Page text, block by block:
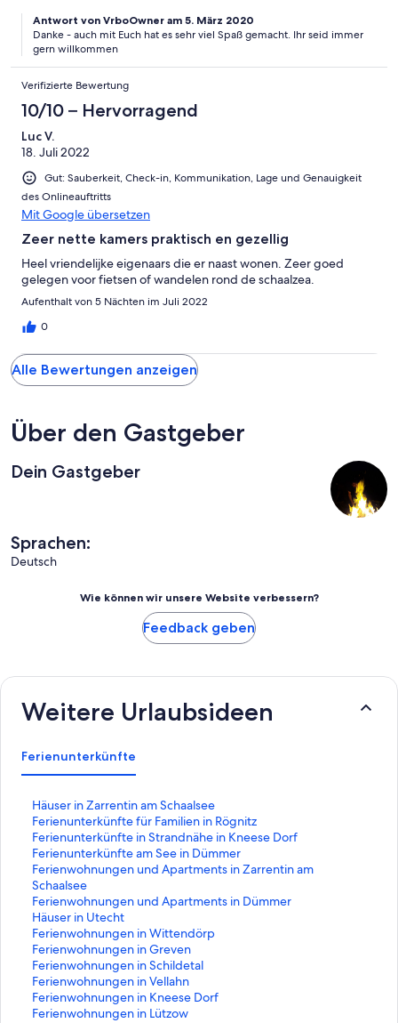
Einkaufsmöglichkeiten sind mit dem Auto gut und schnell zu
erreichen. Wir können die Unterkunft nur weiter empfehlen
und kommen gerne wieder. Lysann, Petra und Frida
Antwort von VrboOwner am 5. März 2020
Danke - auch mit Euch hat es sehr viel Spaß gemacht. Ihr seid immer
gern willkommen
Verifizierte Bewertung
10/10 – Hervorragend
Luc V.
18. Juli 2022
Gut: Sauberkeit, Check-in, Kommunikation, Lage und Genauigkeit
des Onlineauftritts
Mit Google übersetzen
Zeer nette kamers praktisch en gezellig
Heel vriendelijke eigenaars die er naast wonen. Zeer goed
gelegen voor fietsen of wandelen rond de schaalzea.
Aufenthalt von 5 Nächten im Juli 2022
0
Alle Bewertungen anzeigen
Über den Gastgeber
Dein Gastgeber
Sprachen:
Deutsch
Wie können wir unsere Website verbessern?
Feedback geben
Weitere Urlaubsideen
Ferienunterkünfte
Häuser in Zarrentin am Schaalsee
L
i
n
k
,
d
e
r
d
i
e
f
o
l
Ferienunterkünfte für Familien in Rögnitz
L
i
n
k
,
d
e
r
d
i
e
f
o
Ferienunterkünfte in Strandnähe in Kneese Dorf
L
i
n
k
,
d
e
r
d
i
e
f
Ferienunterkünfte am See in Dümmer
L
i
n
k
,
d
e
r
d
i
e
Ferienwohnungen und Apartments in Zarrentin am
Schaalsee
L
i
n
k
,
d
e
r
d
i
Ferienwohnungen und Apartments in Dümmer
L
i
n
k
,
d
e
r
Häuser in Utecht
L
i
n
k
,
d
e
Ferienwohnungen in Wittendörp
L
i
n
k
,
d
Ferienwohnungen in Greven
L
i
n
k
,
Ferienwohnungen in Schildetal
L
i
n
k
Ferienwohnungen in Vellahn
L
i
n
Ferienwohnungen in Kneese Dorf
L
iFerienwohnungen in Lützow
L